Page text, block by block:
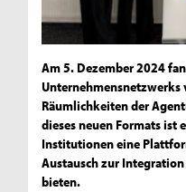
Am 5. Dezember 2024
Unternehmensnetzwerks
Räumlichkeiten der
dieses neuen Formats ist
Institutionen eine
Austausch zur
bieten.